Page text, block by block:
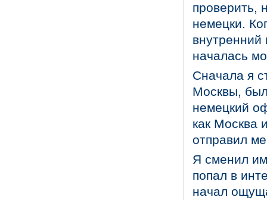
проверить,
немецки.
внутренний
началась
Сначала я
Москвы,
немецкий
как Москва
отправил
Я сменил
попал в
начал